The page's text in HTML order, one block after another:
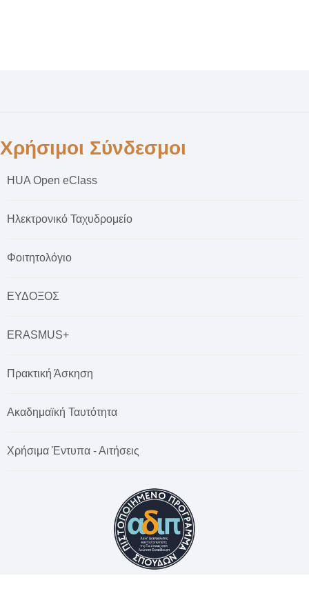
Χρήσιμοι Σύνδεσμοι
HUA Open eClass
Ηλεκτρονικό Ταχυδρομείο
Φοιτητολόγιο
ΕΥΔΟΞΟΣ
ERASMUS+
Πρακτική Άσκηση
Ακαδημαϊκή Ταυτότητα
Χρήσιμα Έντυπα - Αιτήσεις